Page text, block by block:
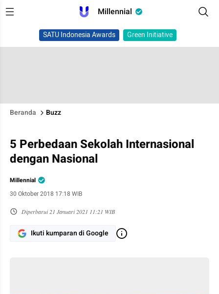
Millennial
SATU Indonesia Awards Green Initiative
Beranda Buzz
5 Perbedaan Sekolah Internasional
dengan Nasional
Millennial
30 Oktober 2018 17:18 WIB
Diperbarui21 Januari 2021 11:21 WIB
Ikuti kumparan di Google